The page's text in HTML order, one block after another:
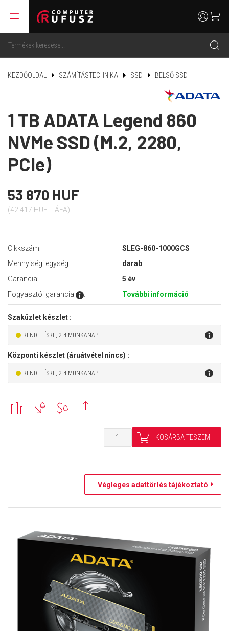
menu
search
usercart
KEZDŐOLDAL SZÁMÍTÁSTECHNIKA SSD BELSŐ SSD
1 TB ADATA Legend 860
NVMe SSD (M.2, 2280,
PCIe)
53 870 HUF
(42 417 HUF + ÁFA)
Cikkszám:
SLEG-860-1000GCS
Mennyiségi egység:
darab
Garancia:
5 év
Fogyasztói garancia
: További információ
Szaküzlet készlet :
RENDELÉSRE, 2-4 MUNKANAP
Központi készlet (áruátvétel nincs) :
RENDELÉSRE, 2-4 MUNKANAP
Végleges adattörlés tájékoztató